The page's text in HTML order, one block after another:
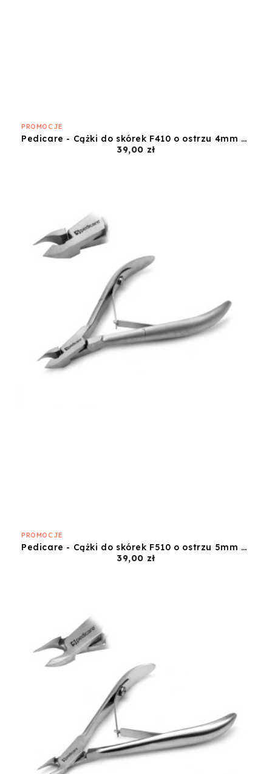
PROMOCJE
Pedicare - Cążki do skórek F410 o ostrzu 4mm ze stali chirurgicznej
39,00 złCena
PROMOCJE
Pedicare - Cążki do skórek F510 o ostrzu 5mm ze stali chirurgicznej
39,00 złCena